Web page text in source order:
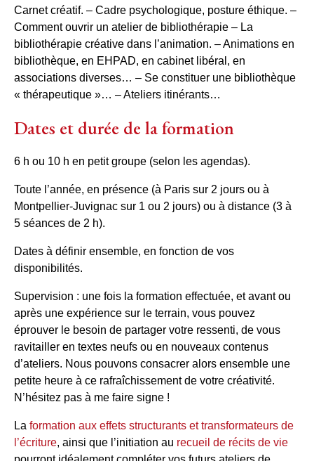
Carnet créatif. – Cadre psychologique, posture éthique. –
Comment ouvrir un atelier de bibliothérapie – La
bibliothérapie créative dans l’animation. – Animations en
bibliothèque, en EHPAD, en cabinet libéral, en
associations diverses… – Se constituer une bibliothèque
« thérapeutique »… – Ateliers itinérants…
Dates et durée de la formation
6 h ou 10 h en petit groupe (selon les agendas).
Toute l’année, en présence (à Paris sur 2 jours ou à
Montpellier-Juvignac sur 1 ou 2 jours) ou à distance (3 à
5 séances de 2 h).
Dates à définir ensemble, en fonction de vos
disponibilités.
Supervision : une fois la formation effectuée, et avant ou
après une expérience sur le terrain, vous pouvez
éprouver le besoin de partager votre ressenti, de vous
ravitailler en textes neufs ou en nouveaux contenus
d’ateliers. Nous pouvons consacrer alors ensemble une
petite heure à ce rafraîchissement de votre créativité.
N’hésitez pas à me faire signe !
La formation aux effets structurants et transformateurs de
l’écriture, ainsi que l’initiation au recueil de récits de vie